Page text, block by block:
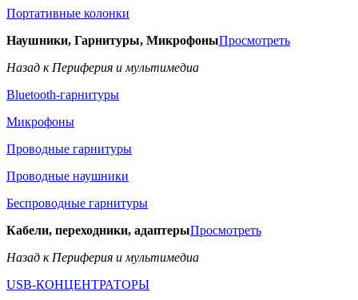
Портативные колонки
Наушники, Гарнитуры, МикрофоныПросмотреть
Назад к Периферия и мультимедиа
Bluetooth-гарнитуры
Микрофоны
Проводные гарнитуры
Проводные наушники
Беспроводные гарнитуры
Кабели, переходники, адаптерыПросмотреть
Назад к Периферия и мультимедиа
USB-КОНЦЕНТРАТОРЫ